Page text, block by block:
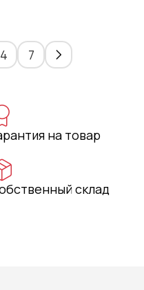
4 7
на товар
склад